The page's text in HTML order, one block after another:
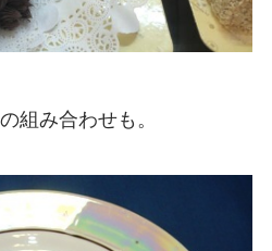
組み合わせも。